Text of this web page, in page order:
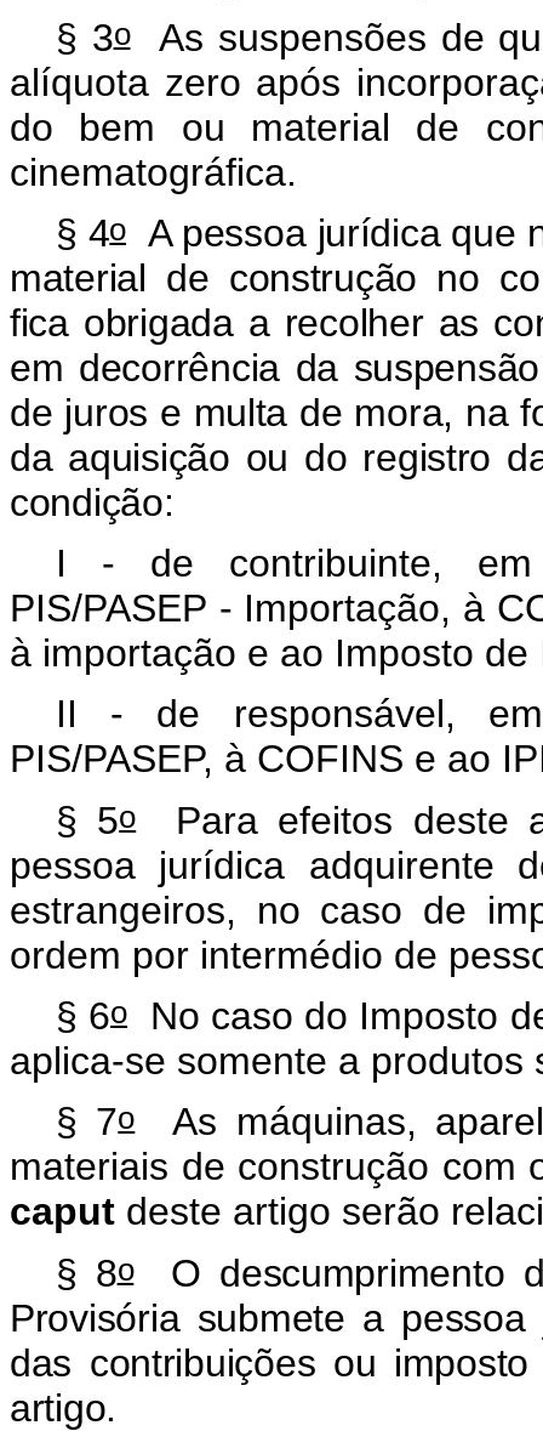
§ 3oAs suspensões de
alíquota zero após
do bem ou material de
cinematográfica.
§ 4o A pessoa jurídica que
material de construção no
fica obrigada a recolher as
em decorrência da
de juros e multa de mora, na
da aquisição ou do registro
condição:
I - de contribuinte,
PIS/PASEP - Importação, à
à importação e ao Imposto
II - de responsável,
PIS/PASEP, à COFINS e ao
§ 5oPara efeitos deste
pessoa jurídica adquirente
estrangeiros, no caso de
ordem por intermédio de
§ 6o
No caso do Imposto
aplica-se somente a
§ 7oAs máquinas,
materiais de construção com
caput deste artigo serão
§ 8oO descumprimento
Provisória submete a
das contribuições ou
artigo.